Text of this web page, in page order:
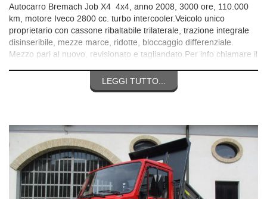
Autocarro Bremach Job X4 4x4, anno 2008, 3000 ore, 110.000
km, motore Iveco 2800 cc. turbo intercooler.Veicolo unico
proprietario con cassone ribaltabile trilaterale, trazione integrale
disinseribile, mezze marce, ridotte, bloccaggio differenziale.
Mezzo pari al nuovo, revisionato e tagliandato.Per info chiamare il
LEGGI TUTTO...